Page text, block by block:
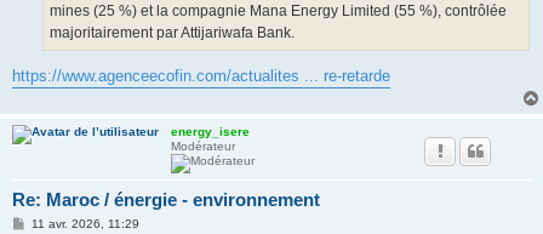
mines (25 %) et la compagnie Mana Energy Limited (55 %), contrôlée
majoritairement par Attijariwafa Bank.
https://www.agenceecofin.com/actualites ... re-retarde
energy_isere
Modérateur
Re: Maroc / énergie - environnement
M11 avr. 2026, 11:29